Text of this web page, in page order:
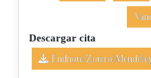
Descargar cita
Endnote/Zotero/